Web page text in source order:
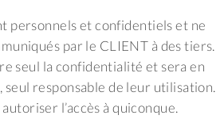
personnels et confidentiels et ne
par le CLIENT à des tiers.
seul la confidentialité et sera en
responsable de leur utilisation.
l’accès à quiconque.